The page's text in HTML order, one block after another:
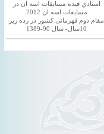
استادي فيده مسابقات اسه ان در
مسابقات اسه ان 2012
مقام دوم قهرمانی کشور در رده زیر
10سال- سال 90-1389